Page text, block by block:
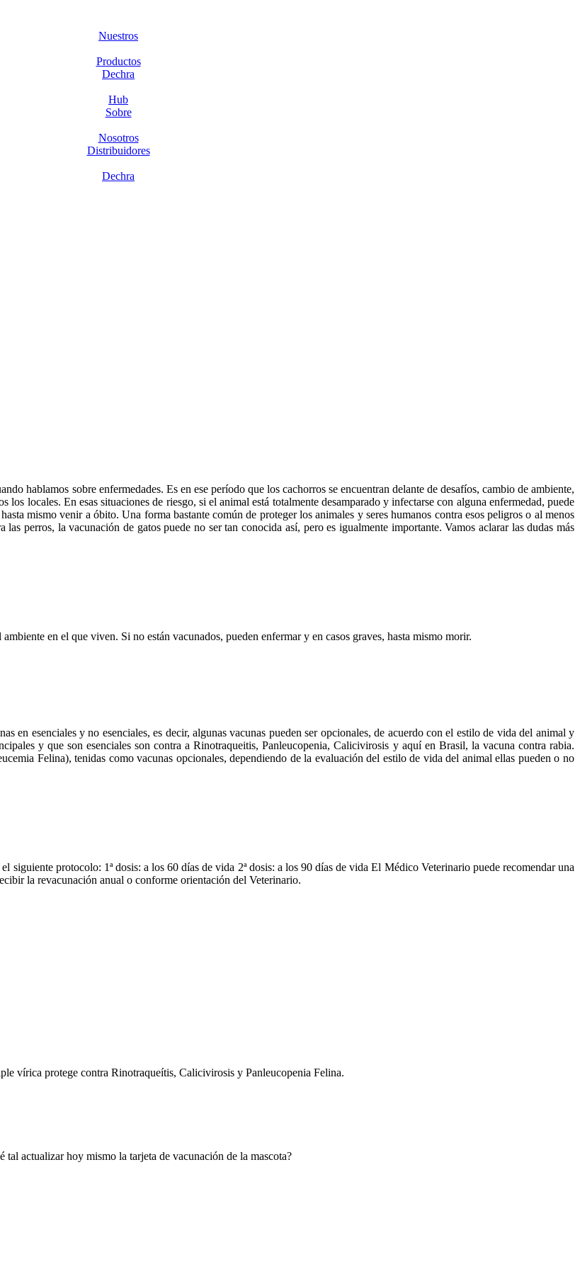
Nuestros
Productos
Dechra
Hub
Sobre
Nosotros
Distribuidores
Dechra
hablamos sobre enfermedades. Es en ese período que los cachorros se encuentran delante de desafíos, cambio de ambiente,
locales. En esas situaciones de riesgo, si el animal está totalmente desamparado y infectarse con alguna enfermedad, puede
mismo venir a óbito. Una forma bastante común de proteger los animales y seres humanos contra esos peligros o al menos
perros, la vacunación de gatos puede no ser tan conocida así, pero es igualmente importante. Vamos aclarar las dudas más
en el que viven. Si no están vacunados, pueden enfermar y en casos graves, hasta mismo morir.
en esenciales y no esenciales, es decir, algunas vacunas pueden ser opcionales, de acuerdo con el estilo de vida del animal y
y que son esenciales son contra a Rinotraqueitis, Panleucopenia, Calicivirosis y aquí en Brasil, la vacuna contra rabia.
Felina), tenidas como vacunas opcionales, dependiendo de la evaluación del estilo de vida del animal ellas pueden o no
siguiente protocolo: 1ª dosis: a los 60 días de vida 2ª dosis: a los 90 días de vida El Médico Veterinario puede recomendar una
la revacunación anual o conforme orientación del Veterinario.
vírica protege contra Rinotraqueítis, Calicivirosis y Panleucopenia Felina.
tal actualizar hoy mismo la tarjeta de vacunación de la mascota?